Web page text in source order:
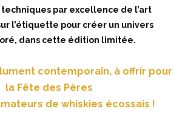
par excellence de l’art
l’étiquette pour créer un univers
dans cette édition limitée.
contemporain, à offrir pour
la Fête des Pères
de whiskies écossais !